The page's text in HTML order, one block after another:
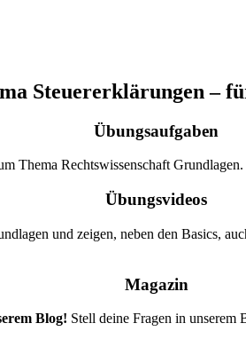
Steuererklärungen –
Übungsaufgaben
Thema Rechtswissenschaft
Übungsvideos
und zeigen, neben den Basics,
Magazin
Blog! Stell deine Fragen in unserem